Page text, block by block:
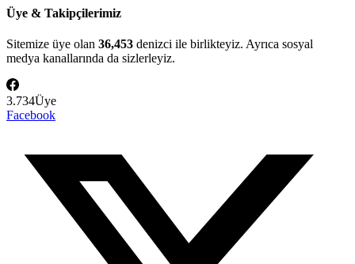
Üye & Takipçilerimiz
Sitemize üye olan 36,453 denizci ile birlikteyiz. Ayrıca sosyal
medya kanallarında da sizlerleyiz.
3.734Üye
Facebook